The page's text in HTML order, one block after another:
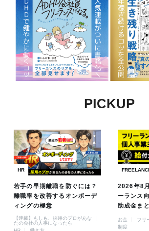
PICKUP
HR
若手の早期離職を防ぐには？
離職率を改善するオンボーデ
ィングの極意
【連載】もしも、採用のプロがあな
たの会社の人事になったら
2026年8
ーランス
助成金ま
お金
フリ
制度